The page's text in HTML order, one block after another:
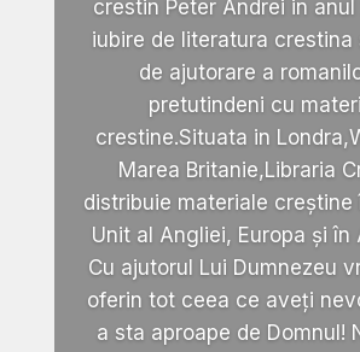
crestin Peter Andrei in
iubire de literatura crestina
de ajutorare a
pretutindeni cu
crestine.Situata in
Marea Britanie,Libraria
distribuie materiale creștine
Unit al Angliei, Europa și în
Cu ajutorul Lui Dumnezeu
oferin tot ceea ce aveți
a sta aproape de Domnul!